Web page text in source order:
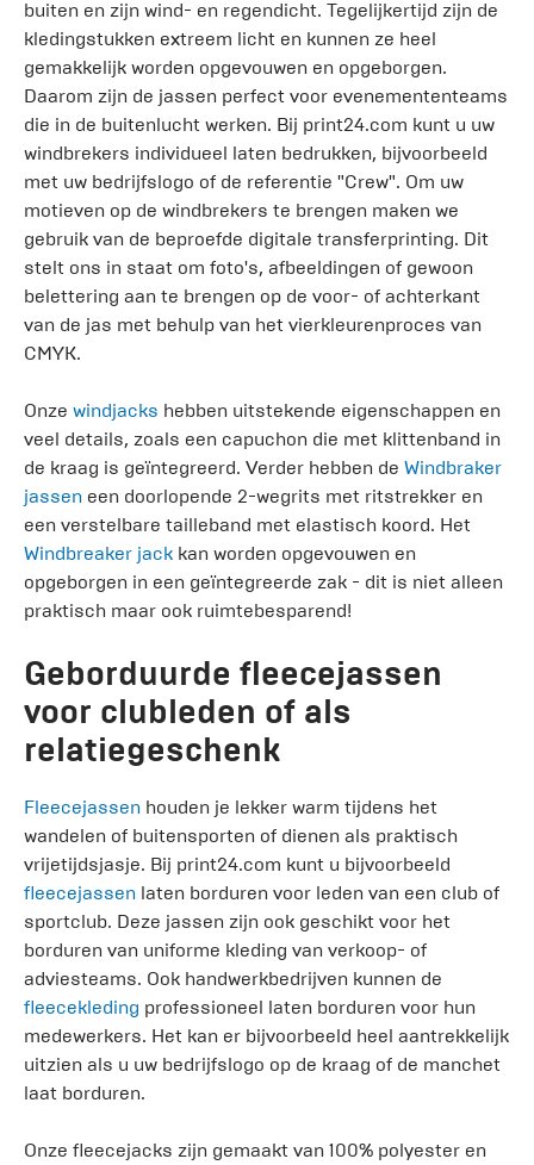
buiten en zijn wind- en regendicht. Tegelijkertijd zijn de
kledingstukken extreem licht en kunnen ze heel
gemakkelijk worden opgevouwen en opgeborgen.
Daarom zijn de jassen perfect voor evenemententeams
die in de buitenlucht werken. Bij print24.com kunt u uw
windbrekers individueel laten bedrukken, bijvoorbeeld
met uw bedrijfslogo of de referentie "Crew". Om uw
motieven op de windbrekers te brengen maken we
gebruik van de beproefde digitale transferprinting. Dit
stelt ons in staat om foto's, afbeeldingen of gewoon
belettering aan te brengen op de voor- of achterkant
van de jas met behulp van het vierkleurenproces van
CMYK.
Onze windjacks hebben uitstekende eigenschappen en
veel details, zoals een capuchon die met klittenband in
de kraag is geïntegreerd. Verder hebben de Windbraker
jassen een doorlopende 2-wegrits met ritstrekker en
een verstelbare tailleband met elastisch koord. Het
Windbreaker jack kan worden opgevouwen en
opgeborgen in een geïntegreerde zak - dit is niet alleen
praktisch maar ook ruimtebesparend!
Geborduurde fleecejassen
voor clubleden of als
relatiegeschenk
Fleecejassen houden je lekker warm tijdens het
wandelen of buitensporten of dienen als praktisch
vrijetijdsjasje. Bij print24.com kunt u bijvoorbeeld
fleecejassen laten borduren voor leden van een club of
sportclub. Deze jassen zijn ook geschikt voor het
borduren van uniforme kleding van verkoop- of
adviesteams. Ook handwerkbedrijven kunnen de
fleecekleding professioneel laten borduren voor hun
medewerkers. Het kan er bijvoorbeeld heel aantrekkelijk
uitzien als u uw bedrijfslogo op de kraag of de manchet
laat borduren.
Onze fleecejacks zijn gemaakt van 100% polyester en